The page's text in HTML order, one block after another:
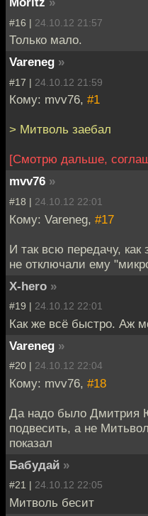
#16 | 24.10.12 21:57
Только мало.
Vareneg »
#17 | 24.10.12 21:59
Кому: mvv76, #1
> Митволь заебал
[Смотрю дальше,
mvv76 »
#18 | 24.10.12 22:01
Кому: Vareneg, #17
И так всю передачу,
не отключали ему
X-hero »
#19 | 24.10.12 22:01
Как же всё быстро. Аж
Vareneg »
#20 | 24.10.12 22:04
Кому: mvv76, #18
Да надо было Дмитрия
подвесить, а не
показал
Бабудай »
#21 | 24.10.12 22:05
Митволь бесит